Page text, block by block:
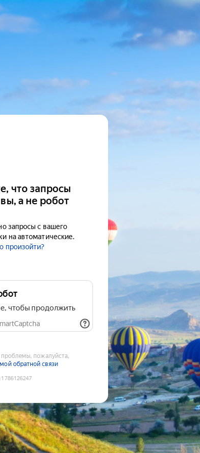
что запросы
а не робот
запросы с вашего
на автоматические.
произойти?
чтобы продолжить
проблемы, пожалуйста,
обратной связи
:1786126247